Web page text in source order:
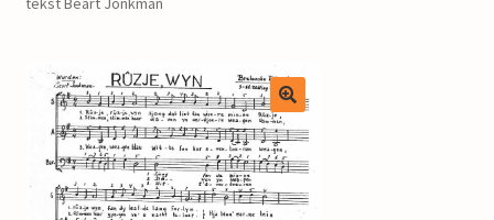
Componisten
nieuws
events